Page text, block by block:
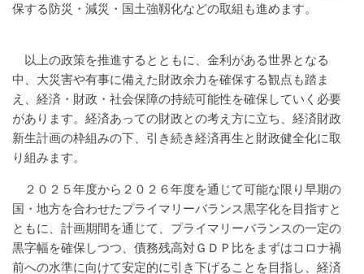
保する防災・減災・国土強靱化などの取組も進めます。
以上の政策を推進するとともに、金利がある世界となる
中、大災害や有事に備えた財政余力を確保する観点も踏ま
え、経済・財政・社会保障の持続可能性を確保していく必要
があります。経済あっての財政との考え方に立ち、経済財政
新生計画の枠組みの下、引き続き経済再生と財政健全化に取
り組みます。
２０２５年度から２０２６年度を通じて可能な限り早期の
国・地方を合わせたプライマリーバランス黒字化を目指すと
ともに、計画期間を通じて、プライマリーバランスの一定の
黒字幅を確保しつつ、債務残高対ＧＤＰ比をまずはコロナ禍
前への水準に向けて安定的に引き下げることを目指し、経済